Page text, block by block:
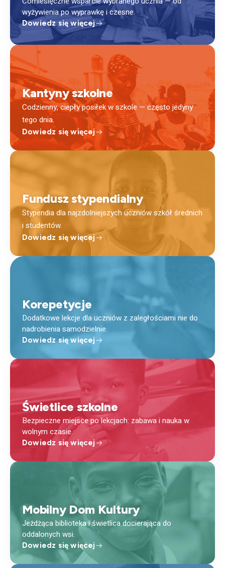
wyżywienia po wyprawkę i czesne.
Dowiedz się więcej
Kantyny szkolne
Codzienny, ciepły posiłek w szkole — często jedyny
tego dnia.
Dowiedz się więcej
Fundusz stypendialny
Stypendia dla najzdolniejszych uczniów szkół średnich
i studentów.
Dowiedz się więcej
Korepetycje
Dodatkowe lekcje dla uczniów z zaległościami nie do
nadrobienia samodzielnie.
Dowiedz się więcej
Świetlice szkolne
Bezpieczne miejsce po lekcjach: zabawa i nauka w
wolnym czasie.
Dowiedz się więcej
Mobilny Dom Kultury
Jeżdżąca biblioteka i świetlica docierająca do
oddalonych wsi.
Dowiedz się więcej